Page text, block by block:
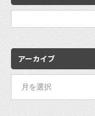
アーカイブ